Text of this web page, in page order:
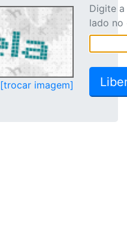
[trocar imagem]
Digite
lado no